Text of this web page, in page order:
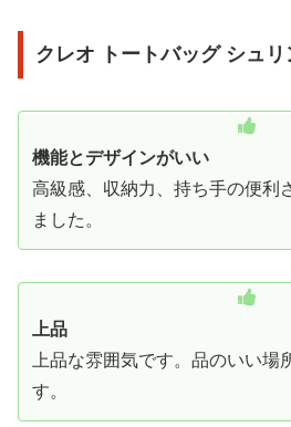
クレオ トートバッグ シュ
機能とデザインがいい
高級感、収納力、持ち手の便利
ました。
上品
上品な雰囲気です。品のいい場
す。